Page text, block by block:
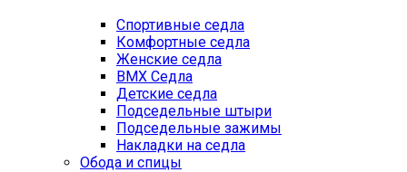
Спортивные седла
Комфортные седла
Женские седла
BMX Седла
Детские седла
Подседельные штыри
Подседельные зажимы
Накладки на седла
Обода и спицы